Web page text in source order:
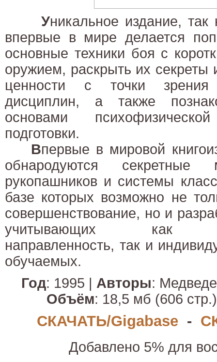
Уникальное издание, так
впервые в мире делается
основные техники боя с
оружием, раскрыть их секреты
ценности с точки зрения
дисциплин, а также
основами
подготовки.
Впервые в мировой
обнародуются секретные
рукопашников и системы
базе которых возможно не
совершенствование, но и
учитывающих как
направленность, так и
обучаемых.
Год: 1995 | Авторы:
Объём: 18,5 мб (606
СКАЧАТЬ/Gigabase-
Добавлено 5% для